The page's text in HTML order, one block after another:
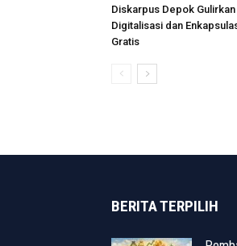
Diskarpus Depok Gulirkan
Digitalisasi dan
Gratis
BERITA TERPILIH